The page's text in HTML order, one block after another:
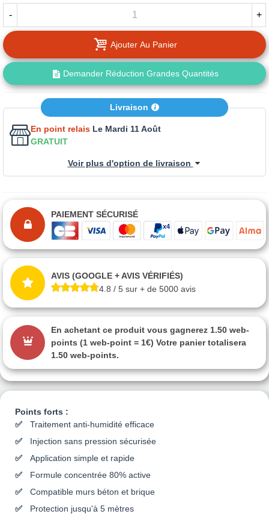
Points forts :
Traitement anti-humidité efficace
Injection sans pression sécurisée
Application simple et rapide
Formule concentrée 80% active
Compatible murs béton et brique
Protection jusqu'à 5 mètres
- +
Ajouter Au Panier
Demander Réduction Grandes Quantités
Livraison
En point relais Le Mardi 11 Août
GRATUIT
Voir plus d'option de livraison
PAIEMENT SÉCURISÉ
AVIS (GOOGLE + AVIS VÉRIFIÉS)
4.8 / 5 sur + de 5000 avis
En achetant ce produit vous gagnerez 1.50 web-
points (1 web-point = 1€) Votre panier totalisera
1.50 web-points.